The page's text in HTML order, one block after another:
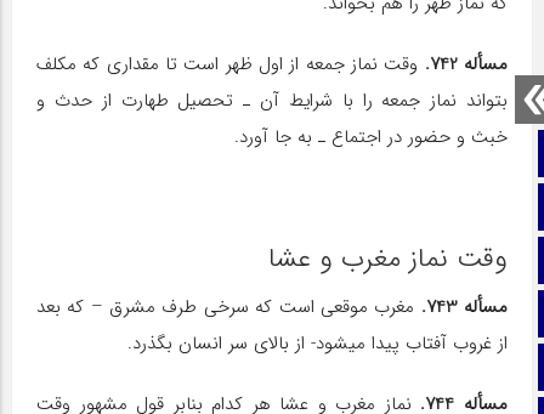
صفحه نخست
آپارات
مسأله 742.
وقت نماز جمعه از اول ظهر است تا مقداری که مکلف
بتواند نماز جمعه را با شرایط آن ـ تحصیل طهارت از حدث و
خبث و حضور در اجتماع ـ به جا آورد.
وقت نماز مغرب و عشا
مسأله 743.
مغرب موقعی است که سرخی طرف مشرق – که بعد
از غروب آفتاب پیدا می‎شود- از بالای سر انسان بگذرد.
مسأله 744. نماز مغرب و عشا هر کدام بنابر قول مشهور وقت